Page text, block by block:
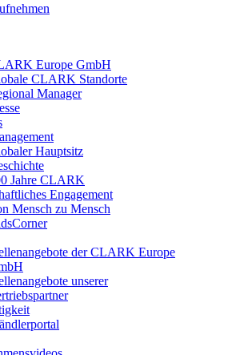
Europe GmbH
CLARK Standorte
Manager
Hauptsitz
Jahre CLARK
Engagement
Mensch zu Mensch
der CLARK Europe
unserer